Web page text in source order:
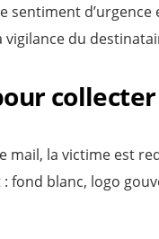
sentiment
du
mail, la victime est
: fond blanc, logo